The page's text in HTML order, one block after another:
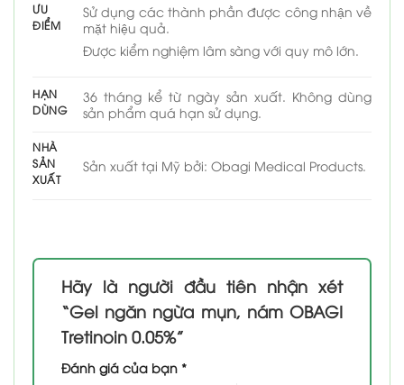
ƯU
ĐIỂM
Sử dụng các thành phần được công nhận về
mặt hiệu quả.
Được kiểm nghiệm lâm sàng với quy mô lớn.
HẠN
DÙNG
36 tháng kể từ ngày sản xuất. Không dùng
sản phẩm quá hạn sử dụng.
NHÀ
SẢN
XUẤT
Sản xuất tại Mỹ bởi: Obagi Medical Products.
Hãy là người đầu tiên nhận xét
“Gel ngăn ngừa mụn, nám OBAGI
Tretinoin 0.05%”
Đánh giá của bạn *